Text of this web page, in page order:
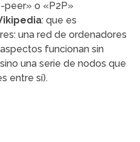
o «P2P»
: que es
una red de ordenadores
funcionan sin
una serie de nodos que
entre sí).